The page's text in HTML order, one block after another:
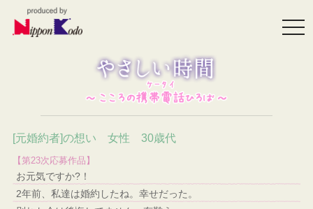
[元婚約者]の想い 女性 30歳代
【第23次応募作品】
お元気ですか?！
2年前、私達は婚約したね。幸せだった。